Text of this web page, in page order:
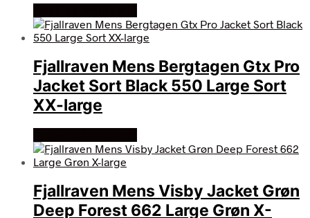
Fjallraven Mens Bergtagen Gtx Pro
Jacket Sort Black 550 Large Sort
XX-large
Fjallraven Mens Visby Jacket Grøn
Deep Forest 662 Large Grøn X-